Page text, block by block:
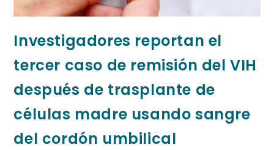
Investigadores reportan el
tercer caso de remisión del VIH
después de trasplante de
células madre usando sangre
del cordón umbilical